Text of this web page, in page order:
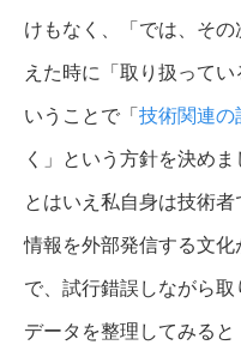
けもなく、「では、そ
えた時に「取り扱って
いうことで「技術関連の
く」という方針を決めま
とはいえ私自身は技術
情報を外部発信する文
で、試行錯誤しながら
データを整理してみると